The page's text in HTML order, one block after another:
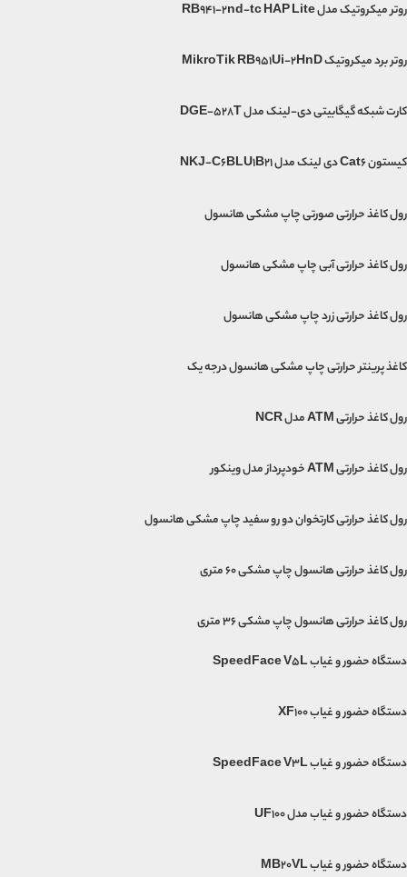
روتر میکروتیک مدل RB941-2nd-tc HAP Lite
روتر برد میکروتیک MikroTik RB951Ui-2HnD
کارت شبکه گیگابیتی دی-لینک مدل DGE-528T
کیستون Cat6 دی لینک مدل NKJ-C6BLU1B21
رول کاغذ حرارتی صورتی چاپ مشکی هانسول
رول کاغذ حرارتی آبی چاپ مشکی هانسول
رول کاغذ حرارتی زرد چاپ مشکی هانسول
کاغذ پرینتر حرارتی چاپ مشکی هانسول درجه یک
رول کاغذ حرارتی ATM مدل NCR
رول کاغذ حرارتی ATM خودپرداز مدل وینکور
رول کاغذ حرارتی کارتخوان دو رو سفید چاپ مشکی هانسول
رول کاغذ حرارتی هانسول چاپ مشکی 60 متری
رول کاغذ حرارتی هانسول چاپ مشکی 36 متری
دستگاه حضور و غیاب SpeedFace V5L
دستگاه حضور و غیاب XF100
دستگاه حضور و غیاب SpeedFace V3L
دستگاه حضور و غیاب مدل UF100
دستگاه حضور و غیاب MB20VL